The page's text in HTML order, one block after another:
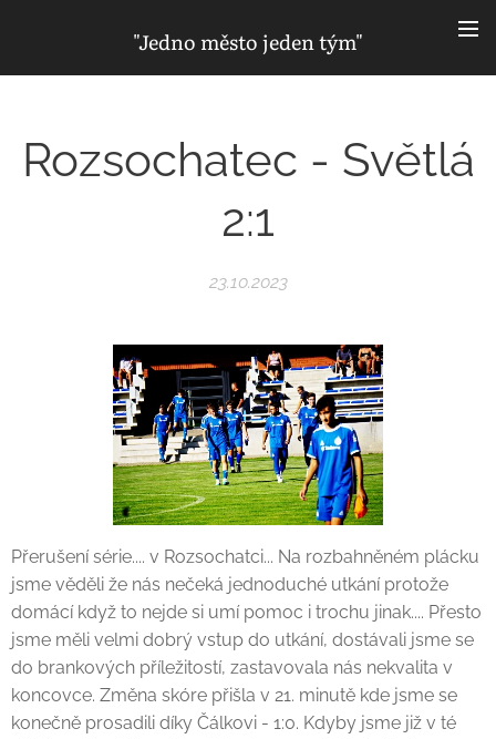
"Jedno město jeden tým"
Rozsochatec - Světlá
2:1
23.10.2023
Přerušení série.... v Rozsochatci... Na rozbahněném plácku
jsme věděli že nás nečeká jednoduché utkání protože
domácí když to nejde si umí pomoc i trochu jinak.... Přesto
jsme měli velmi dobrý vstup do utkání, dostávali jsme se
do brankových příležitostí, zastavovala nás nekvalita v
koncovce. Změna skóre přišla v 21. minutě kde jsme se
konečně prosadili díky Čálkovi - 1:0. Kdyby jsme již v té